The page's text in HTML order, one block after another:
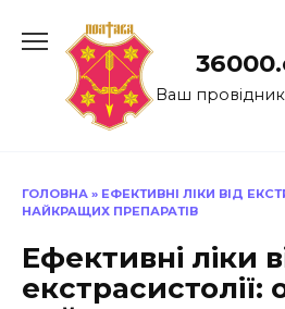
до
Ваш провідник
ГОЛОВНА » ЕФЕКТИВНІ ЛІКИ ВІД
НАЙКРАЩИХ ПРЕПАРАТІВ
Ефективні ліки
екстрасистолії: